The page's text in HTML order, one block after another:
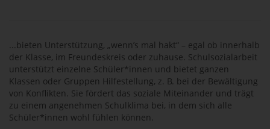
...bieten Unterstützung, „wenn’s mal hakt“ – egal ob innerhalb
der Klasse, im Freundeskreis oder zuhause. Schulsozialarbeit
unterstützt einzelne Schüler*innen und bietet ganzen
Klassen oder Gruppen Hilfestellung, z. B. bei der Bewältigung
von Konflikten. Sie fördert das soziale Miteinander und trägt
zu einem angenehmen Schulklima bei, in dem sich alle
Schüler*innen wohl fühlen können.